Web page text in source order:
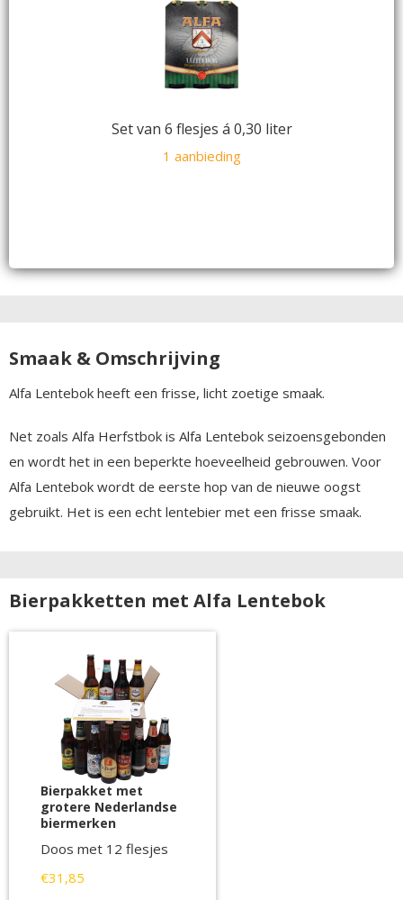
Set van 6 flesjes á 0,30 liter
1 aanbieding
Smaak & Omschrijving
Alfa Lentebok heeft een frisse, licht zoetige smaak.
Net zoals Alfa Herfstbok is Alfa Lentebok seizoensgebonden
en wordt het in een beperkte hoeveelheid gebrouwen. Voor
Alfa Lentebok wordt de eerste hop van de nieuwe oogst
gebruikt. Het is een echt lentebier met een frisse smaak.
Bierpakketten met Alfa Lentebok
Bierpakket met
grotere Nederlandse
biermerken
Doos met 12 flesjes
€31,85